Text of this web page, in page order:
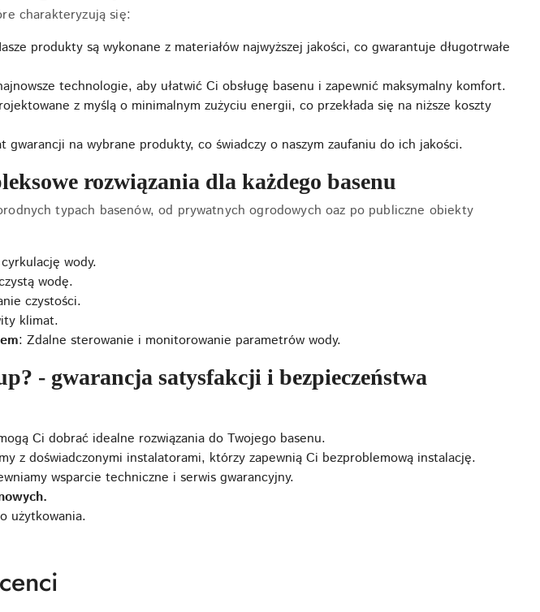
charakteryzują się:
produkty są wykonane z materiałów najwyższej jakości, co gwarantuje długotrwałe
technologie, aby ułatwić Ci obsługę basenu i zapewnić maksymalny komfort.
z myślą o minimalnym zużyciu energii, co przekłada się na niższe koszty
gwarancji na wybrane produkty, co świadczy o naszym zaufaniu do ich jakości.
rozwiązania dla każdego basenu
typach basenów, od prywatnych ogrodowych oaz po publiczne obiekty
wody.
wodę.
czystości.
klimat.
: Zdalne sterowanie i monitorowanie parametrów wody.
- gwarancja satysfakcji i bezpieczeństwa
Ci dobrać idealne rozwiązania do Twojego basenu.
z doświadczonymi instalatorami, którzy zapewnią Ci bezproblemową instalację.
wsparcie techniczne i serwis gwarancyjny.
użytkowania.